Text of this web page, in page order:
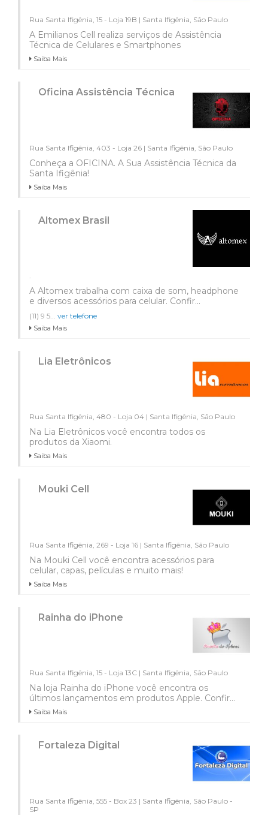
Rua Santa Ifigênia, 15 - Loja 19B | Santa Ifigênia, São Paulo
A Emilianos Cell realiza serviços de Assistência
Técnica de Celulares e Smartphones
Saiba Mais
Oficina Assistência Técnica
Rua Santa Ifigênia, 403 - Loja 26 | Santa Ifigênia, São Paulo
Conheça a OFICINA. A Sua Assistência Técnica da
Santa Ifigênia!
Saiba Mais
Altomex Brasil
.
A Altomex trabalha com caixa de som, headphone
e diversos acessórios para celular. Confir...
(11) 9 5... ver telefone
Saiba Mais
Lia Eletrônicos
Rua Santa Ifigênia, 480 - Loja 04 | Santa Ifigênia, São Paulo
Na Lia Eletrônicos você encontra todos os
produtos da Xiaomi.
Saiba Mais
Mouki Cell
Rua Santa Ifigênia, 269 - Loja 16 | Santa Ifigênia, São Paulo
Na Mouki Cell você encontra acessórios para
celular, capas, películas e muito mais!
Saiba Mais
Rainha do iPhone
Rua Santa Ifigênia, 15 - Loja 13C | Santa Ifigênia, São Paulo
Na loja Rainha do iPhone você encontra os
últimos lançamentos em produtos Apple. Confir...
Saiba Mais
Fortaleza Digital
Rua Santa Ifigênia, 555 - Box 23 | Santa Ifigênia, São Paulo -
SP